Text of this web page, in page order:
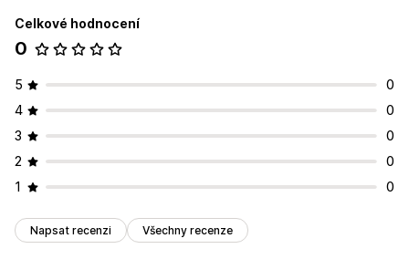
Celkové hodnocení
0
5
0
4
0
3
0
2
0
1
0
Napsat recenzi Všechny recenze